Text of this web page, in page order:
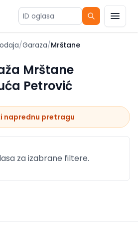
ID oglasa
/Garaza/Mrštane
Mrštane
Petrović
naprednu pretragu
za izabrane filtere.